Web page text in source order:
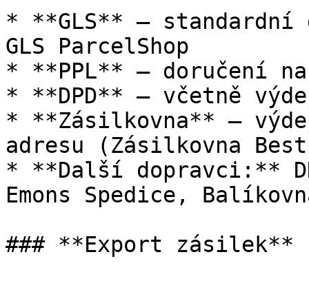
* **GLS** –
GLS ParcelShop
* **PPL** – doručení
* **DPD** – včetně
* **Zásilkovna** –
adresu (Zásilkovna
* **Další dopravci:**
Emons Spedice,
### **Export zásilek**